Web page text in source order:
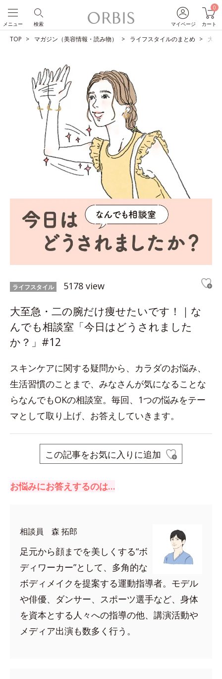
マイページ
0
カート
検索
メニュー
TOP マガジン（美容情報・読み物） ライフスタイルのまとめ 大至
ライフスタイル 5178 view
大至急・二の腕だけ痩せたいです！｜な
んでも相談室「今日はどうされました
か？」#12
スキンケアに関する疑問から、カラダのお悩み、
生活習慣のことまで、みなさんが気になることな
らなんでもOKの相談室。毎回、1つの悩みをテー
マとして取り上げ、お答えしていきます。
この記事をお気に入りに追加
お悩みにお答えするのは…
相談員 森 拓郎
足元から顔までを美しくする“ボ
ディワーカー”として、多角的な
ボディメイクを提案する運動指導者。モデル
や俳優、ダンサー、スポーツ選手など、身体
を資本とする人々への指導の他、講演活動や
メディア出演も数多く行う。